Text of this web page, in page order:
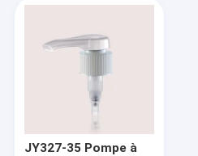
JY327-35 Pompe à